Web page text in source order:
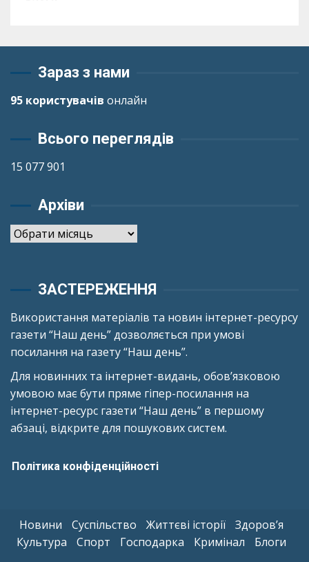
Зараз з нами
95 користувачів онлайн
Всього переглядів
15 077 901
Архіви
Архіви
ЗАСТЕРЕЖЕННЯ
Використання матеріалів та новин інтернет-ресурсу
газети “Наш день” дозволяється при умові
посилання на газету “Наш день”.
Для новинних та інтернет-видань, обов’язковою
умовою має бути пряме гіпер-посилання на
інтернет-ресурс газети “Наш день” в першому
абзаці, відкрите для пошукових систем.
Політика конфіденційності
Новини Суспільство Життєві історії
Здоров’я
Культура
Спорт Господарка Кримінал Блоги